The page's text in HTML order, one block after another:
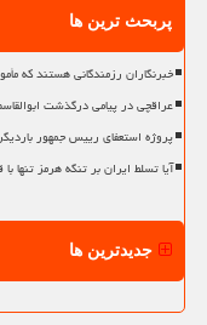
پربحث ترین ها
خبرنگاران رزمندگانی هستند که
عراقچی در پیامی درگذشت
پروژه استعفای رییس جمهور
آیا تسلط ایران بر تنگه هرمز تنها
جدیدترین ها